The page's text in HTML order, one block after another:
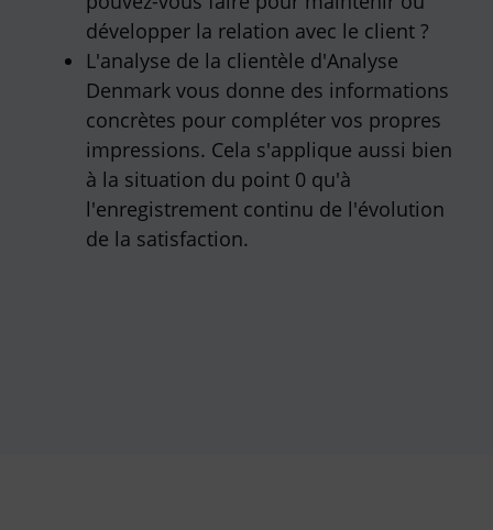
développer la relation avec le client ?
L'analyse de la clientèle d'Analyse
Denmark vous donne des informations
concrètes pour compléter vos propres
impressions. Cela s'applique aussi bien
à la situation du point 0 qu'à
l'enregistrement continu de l'évolution
de la satisfaction.